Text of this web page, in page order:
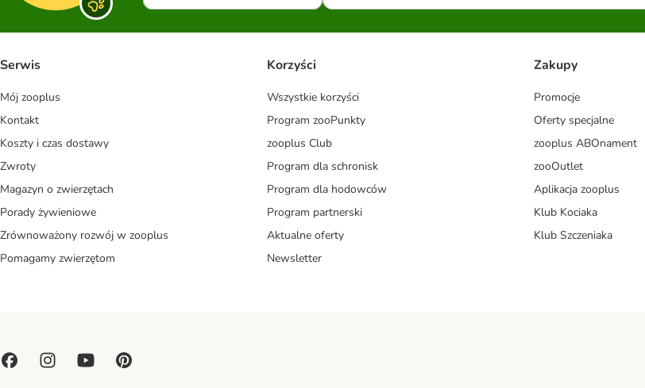
Serwis
Mój zooplus
Kontakt
Koszty i czas dostawy
Zwroty
Magazyn o zwierzętach
Porady żywieniowe
Zrównoważony rozwój w zooplus
Pomagamy zwierzętom
Korzyści
Wszystkie korzyści
Program zooPunkty
zooplus Club
Program dla schronisk
Program dla hodowców
Program partnerski
Aktualne oferty
Newsletter
Zakupy
Promocje
Oferty specjalne
zooplus ABOnament
zooOutlet
Aplikacja zooplus
Klub Kociaka
Klub Szczeniaka